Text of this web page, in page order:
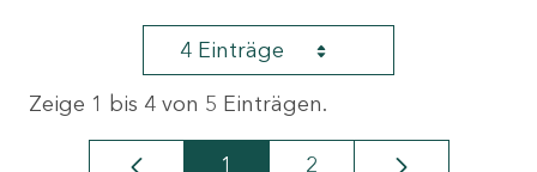
4 Einträge
Zeige 1 bis 4 von 5 Einträgen.
1 2